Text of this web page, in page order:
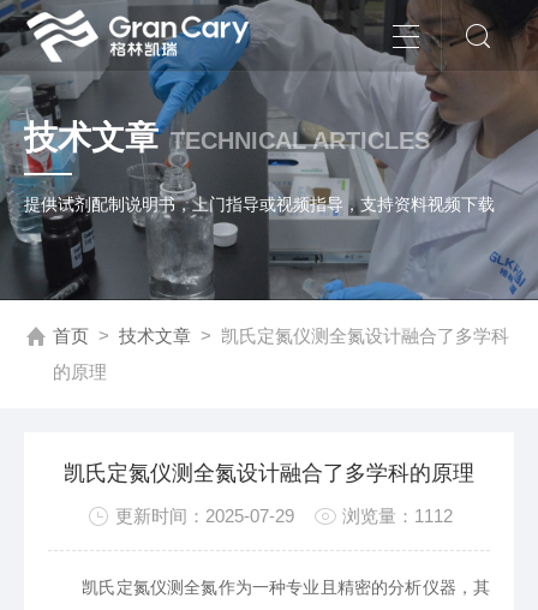
技术文章 TECHNICAL ARTICLES
提供试剂配制说明书，上门指导或视频指导，支持资料视频下载
首页 > 技术文章 > 凯氏定氮仪测全氮设计融合了多学科
的原理
凯氏定氮仪测全氮设计融合了多学科的原理
更新时间：2025-07-29 浏览量：1112
凯氏定氮仪测全氮作为一种专业且精密的分析仪器，其